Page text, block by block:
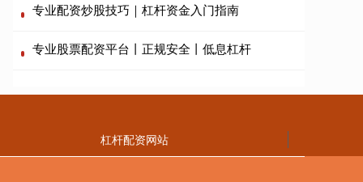
专业配资炒股技巧｜杠杆资金入门指南
专业股票配资平台丨正规安全丨低息杠杆
杠杆配资网站